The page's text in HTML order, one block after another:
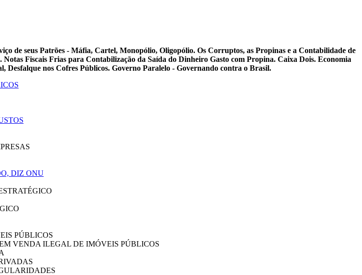
de seus Patrões - Máfia, Cartel, Monopólio, Oligopólio. Os Corruptos, as Propinas e a Contabilidade de
Fiscais Frias para Contabilização da Saída do Dinheiro Gasto com Propina. Caixa Dois. Economia
nos Cofres Públicos. Governo Paralelo - Governando contra o Brasil.
DIZ ONU
PÚBLICOS
VENDA ILEGAL DE IMÓVEIS PÚBLICOS